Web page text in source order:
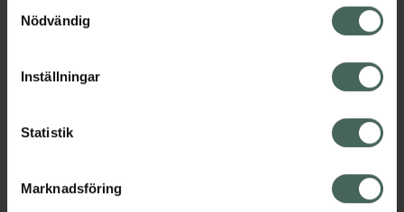
återkalla ditt samtycke via webbplatsens
cookieinställningar. Ett återkallat samtycke påverkar inte
lagligheten av behandling som skett innan återkallelsen.
Nödvändig
Inställningar
Statistik
Marknadsföring
syd till Lappland i norr, och online i mobilen och på
hjälpa just dig att må lite bättre. Välkommen att prata
med oss.